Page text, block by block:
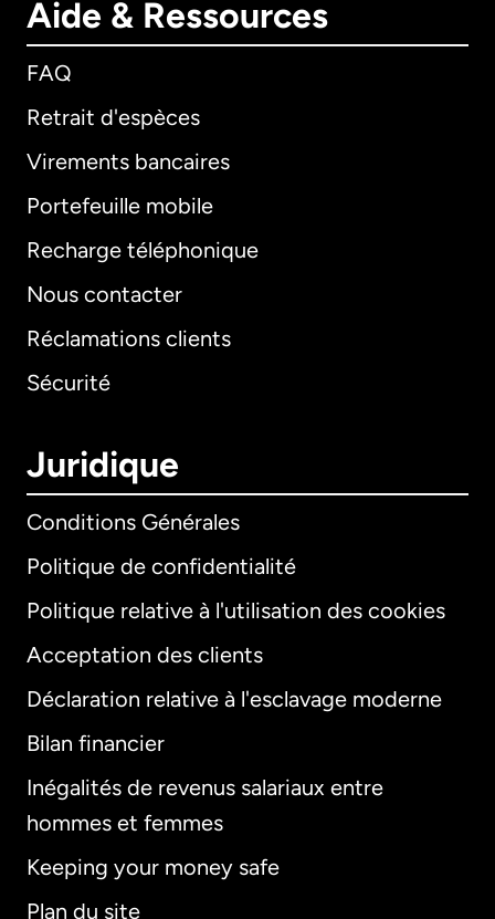
Aide & Ressources
FAQ
Retrait d'espèces
Virements bancaires
Portefeuille mobile
Recharge téléphonique
Nous contacter
Réclamations clients
Sécurité
Juridique
Conditions Générales
Politique de confidentialité
Politique relative à l'utilisation des cookies
Acceptation des clients
Déclaration relative à l'esclavage moderne
Bilan financier
Inégalités de revenus salariaux entre
hommes et femmes
Keeping your money safe
Plan du site
International
Allemagne